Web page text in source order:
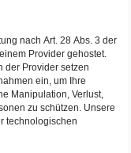
nach Art. 28 Abs. 3 der
Provider gehostet.
der Provider setzen
ein, um Ihre
Manipulation, Verlust,
zu schützen. Unsere
technologischen